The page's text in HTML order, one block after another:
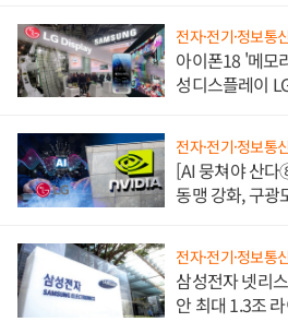
전자·전기·정보통신
아이폰18 '메모
성디스플레이
전자·전기·정보통신
[AI 뭉쳐야 산다
동맹 강화, 구광
전자·전기·정보통신
삼성전자 넷리
안 최대 1.3조